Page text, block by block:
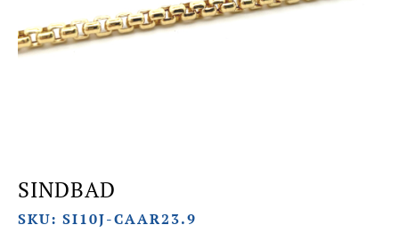
SINDBAD
SKU: SI10J-CAAR23.9